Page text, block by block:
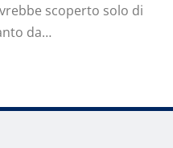
scoperto solo di
da…